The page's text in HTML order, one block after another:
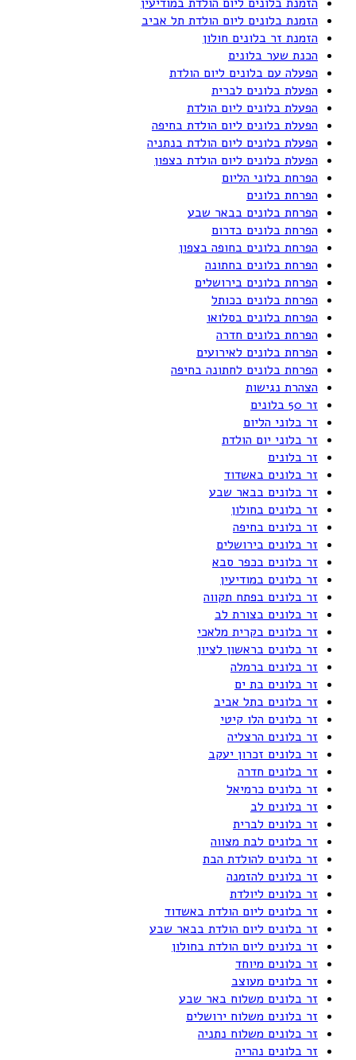
הזמנת בלונים ליום הולדת תל אביב
הזמנת זר בלונים חולון
הכנת שער בלונים
הפעלה עם בלונים ליום הולדת
הפעלת בלונים לברית
הפעלת בלונים ליום הולדת
הפעלת בלונים ליום הולדת בחיפה
הפעלת בלונים ליום הולדת בנתניה
הפעלת בלונים ליום הולדת בצפון
הפרחת בלוני הליום
הפרחת בלונים
הפרחת בלונים בבאר שבע
הפרחת בלונים בדרום
הפרחת בלונים בחופה בצפון
הפרחת בלונים בחתונה
הפרחת בלונים בירושלים
הפרחת בלונים בכותל
הפרחת בלונים בסלואו
הפרחת בלונים חדרה
הפרחת בלונים לאירועים
הפרחת בלונים לחתונה בחיפה
הצהרת נגישות
זר 50 בלונים
זר בלוני הליום
זר בלוני יום הולדת
זר בלונים
זר בלונים באשדוד
זר בלונים בבאר שבע
זר בלונים בחולון
זר בלונים בחיפה
זר בלונים בירושלים
זר בלונים בכפר סבא
זר בלונים במודיעין
זר בלונים בפתח תקווה
זר בלונים בצורת לב
זר בלונים בקרית מלאכי
זר בלונים בראשון לציון
זר בלונים ברמלה
זר בלונים בת ים
זר בלונים בתל אביב
זר בלונים הלו קיטי
זר בלונים הרצליה
זר בלונים זכרון יעקב
זר בלונים חדרה
זר בלונים כרמיאל
זר בלונים לב
זר בלונים לברית
זר בלונים לבת מצווה
זר בלונים להולדת הבת
זר בלונים להזמנה
זר בלונים ליולדת
זר בלונים ליום הולדת באשדוד
זר בלונים ליום הולדת בבאר שבע
זר בלונים ליום הולדת בחולון
זר בלונים מיוחד
זר בלונים מעוצב
זר בלונים משלוח באר שבע
זר בלונים משלוח ירושלים
זר בלונים משלוח נתניה
זר בלונים נהריה